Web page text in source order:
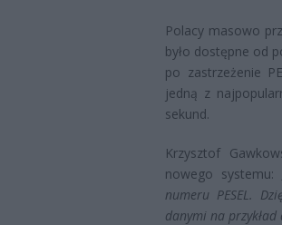
Polacy masowo
było dostępne od
po zastrzeżenie
jedną z
sekund.
Krzysztof
nowego systemu:
numeru PESEL.
danymi na przykład